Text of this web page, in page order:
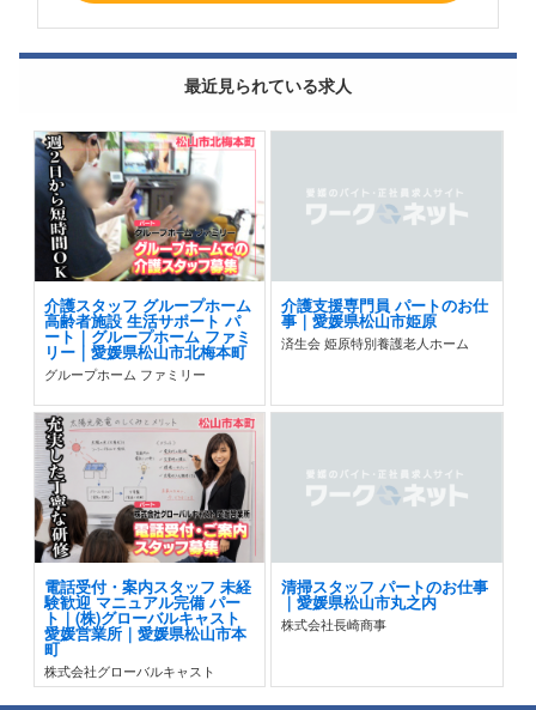
最近見られている求人
介護スタッフ グループホーム
高齢者施設 生活サポート パ
ート｜グループホーム ファミ
リー｜愛媛県松山市北梅本町
グループホーム ファミリー
介護支援専門員 パートのお仕
事｜愛媛県松山市姫原
済生会 姫原特別養護老人ホーム
電話受付・案内スタッフ 未経
験歓迎 マニュアル完備 パー
ト｜(株)グローバルキャスト
愛媛営業所｜愛媛県松山市本
町
株式会社グローバルキャスト
清掃スタッフ パートのお仕事
｜愛媛県松山市丸之内
株式会社長崎商事